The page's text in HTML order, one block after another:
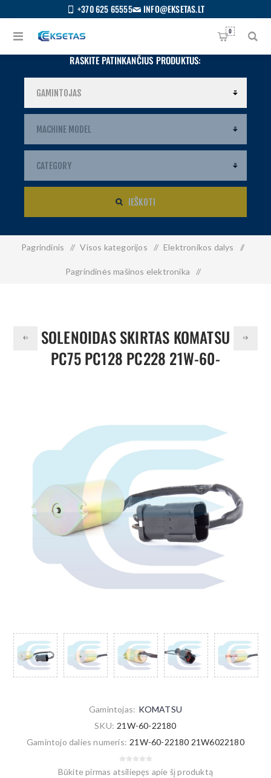
+370 625 65555 INFO@EKSETAS.LT
0
RASKITE PATINKANČIUS PRODUKTUS:
IEŠKOTI
Pagrindinis / Visos kategorijos / Elektronikos dalys /
Pagrindinės mašinos elektronika /
SOLENOIDAS SKIRTAS KOMATSU
PC75 PC128 PC228 21W-60-
Gamintojas: KOMATSU
SKU: 21W-60-22180
Gamintojo dalies numeris: 21W-60-22180 21W6022180
Būkite pirmas atsiliepęs apie šį produktą